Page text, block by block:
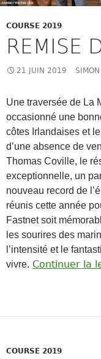
COURSE 2019
REMISE
21 JUIN 2019 SIMON
Une traversée de La
occasionné une
côtes Irlandaises et
d’une absence de
Thomas Coville, le
exceptionnelle, un
nouveau record de
réunis cette année
Fastnet soit
les sourires des
l’intensité et le
vivre. Continuer la
COURSE 2019